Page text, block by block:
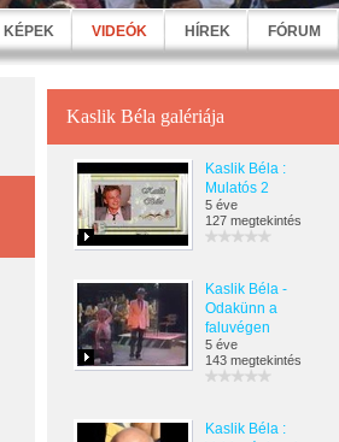
KÉPEK VIDEÓK HÍREK FÓRUM
Kaslik Béla galériája
Kaslik Béla :
Mulatós 2
5 éve
127 megtekintés
Kaslik Béla -
Odakünn a
faluvégen
5 éve
143 megtekintés
Kaslik Béla :